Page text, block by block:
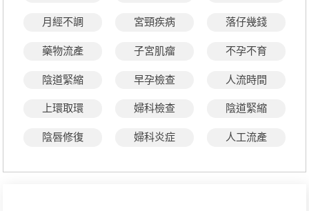
月經不調 宮頸疾病 落仔幾錢
藥物流產 子宮肌瘤 不孕不育
陰道緊縮 早孕檢查 人流時間
上環取環 婦科檢查 陰道緊縮
陰唇修復 婦科炎症 人工流產